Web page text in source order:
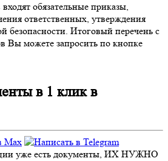
обязательные приказы,
ответственных, утверждения
безопасности. Итоговый перечень с
Вы можете запросить по кнопке
в 1 клик в
уже есть документы, ИХ НУЖНО